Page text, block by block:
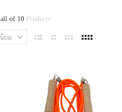
all of 10Products